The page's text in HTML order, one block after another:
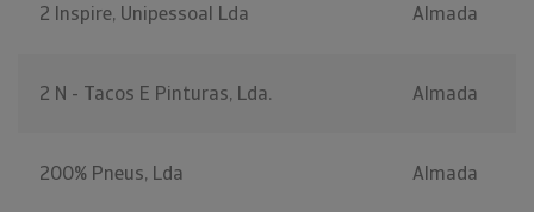
2 Inspire, Unipessoal Lda Almada
2 N - Tacos E Pinturas, Lda. Almada
200% Pneus, Lda Almada